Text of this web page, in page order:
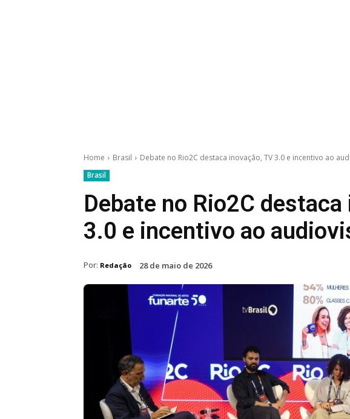
Home Brasil
Debate no Rio2C destaca inovação, TV 3.0 e incentivo ao
Brasil
Debate no Rio2C
3.0 e incentivo ao
Por: Redação 28 de maio de 2026